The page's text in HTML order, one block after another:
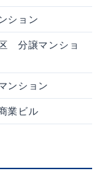
ション
分譲マンショ
ンション
業ビル